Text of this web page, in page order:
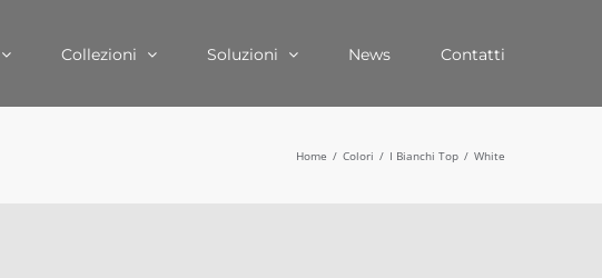
Collezioni Soluzioni News Contatti
Home Colori I Bianchi Top White